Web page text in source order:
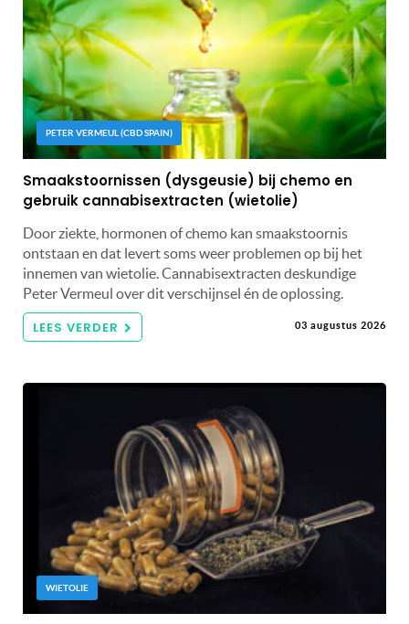
PETER VERMEUL (CBD SPAIN)
Smaakstoornissen (dysgeusie) bij chemo en
gebruik cannabisextracten (wietolie)
Door ziekte, hormonen of chemo kan smaakstoornis
ontstaan en dat levert soms weer problemen op bij het
innemen van wietolie. Cannabisextracten deskundige
Peter Vermeul over dit verschijnsel én de oplossing.
LEES VERDER 03 augustus 2026
WIETOLIE